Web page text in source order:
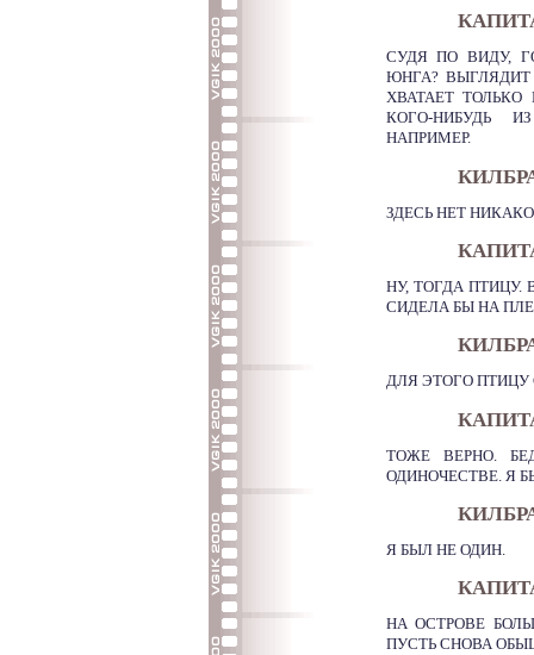
СУДЯ ПО ВИДУ,
ЮНГА?
ХВАТАЕТ
КОГО-НИБУДЬ
НАПРИМЕР.
ЗДЕСЬ НЕТ
НУ, ТОГДА ПТИЦУ.
СИДЕЛА БЫ НА
ДЛЯ ЭТОГО
ТОЖЕ ВЕРНО.
ОДИНОЧЕСТВЕ. Я
Я БЫЛ НЕ ОДИН.
НА ОСТРОВЕ
ПУСТЬ СНОВА